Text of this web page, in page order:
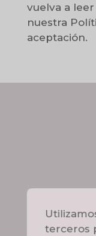
vuelva a
nuestra
aceptación.
terceros